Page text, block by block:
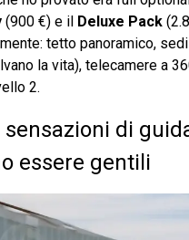
(900 €) e il Deluxe Pack
tetto panoramico,
la vita), telecamere a
2.
di
essere gentili